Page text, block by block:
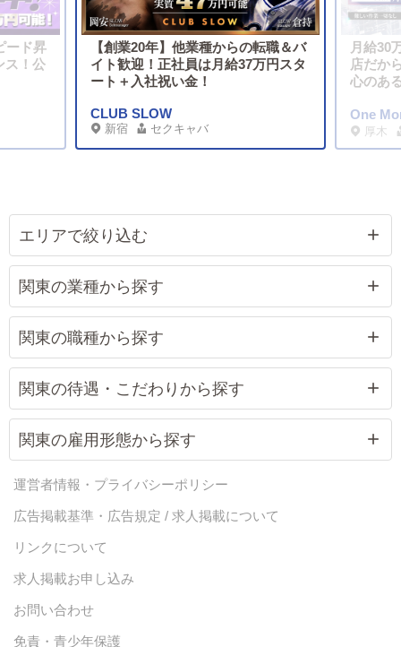
ード昇
ス！公
【創業20年】他業種からの転職＆バ
イト歓迎！正社員は月給37万円スタ
ート＋入社祝い金！
CLUB SLOW
新宿 セクキャバ
月給30
店だか
心のあ
One
厚木
エリアで絞り込む
関東の業種から探す
関東の職種から探す
関東の待遇・こだわりから探す
関東の雇用形態から探す
運営者情報・プライバシーポリシー
広告掲載基準・広告規定 / 求人掲載について
リンクについて
求人掲載お申し込み
お問い合わせ
免責・青少年保護